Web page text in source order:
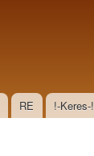
RE !-Keres-!